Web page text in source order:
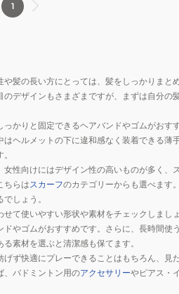
1
髪の長い方にとっては、髪をしっかりまと
デザインもさまざまですが、まずは自分の
かりと固定できるヘアバンドやゴムがおす
ヘルメットの下に違和感なく装着できる薄
性向けにはデザイン性の高いものが多く、
ちらは スカーフのカテゴリーからも選べます
しょう。
て使いやすい形状や素材をチェックしまし
やゴムがおすすめです。さらに、長時間使
素材を選ぶと清潔感も保てます。
ず快適にプレーできることはもちろん、見
、バドミントン用のアクセサリーやピアス・